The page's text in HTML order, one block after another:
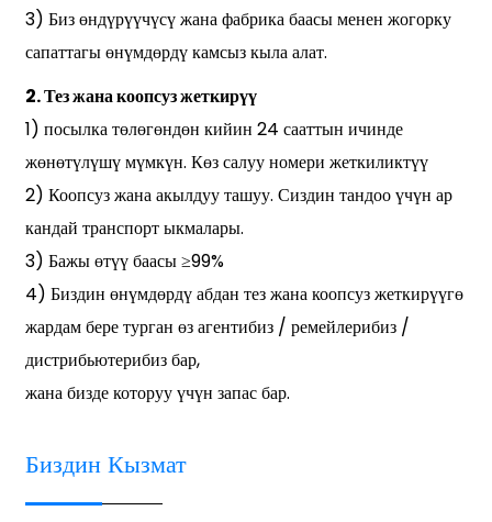
3) Биз өндүрүүчүсү жана фабрика баасы менен жогорку
сапаттагы өнүмдөрдү камсыз кыла алат.
2. Тез жана коопсуз жеткирүү
1) посылка төлөгөндөн кийин 24 сааттын ичинде
жөнөтүлүшү мүмкүн. Көз салуу номери жеткиликтүү
2) Коопсуз жана акылдуу ташуу. Сиздин тандоо үчүн ар
кандай транспорт ыкмалары.
3) Бажы өтүү баасы ≥99%
4) Биздин өнүмдөрдү абдан тез жана коопсуз жеткирүүгө
жардам бере турган өз агентибиз / ремейлерибиз /
дистрибьютерибиз бар,
жана бизде которуу үчүн запас бар.
Биздин Кызмат